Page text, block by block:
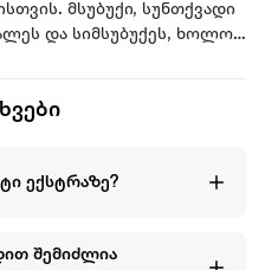
მსუბუქი, სუნთქვადი
და სიმსუბუქეს, ხოლო
ასახავს Dunlop-ის
ექსტრაზე?
შემიძლია